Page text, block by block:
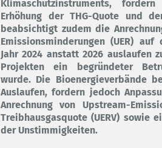
Klimaschutzinstruments,
Erhöhung der THG-Quote und
beabsichtigt zudem die
Emissionsminderungen (UER)
Jahr 2024 anstatt 2026 auslaufen
Projekten ein begründeter
wurde. Die Bioenergieverbände
Auslaufen, fordern jedoch
Anrechnung von Upstream-
Treibhausgasquote (UERV) sowie
der Unstimmigkeiten.